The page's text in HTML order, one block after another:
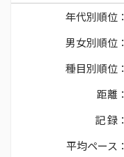
年代別順位：
男女別順位：
種目別順位：
距離：
記 録：
平均ペース：